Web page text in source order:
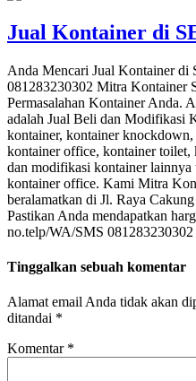
Jual Kontainer di
Anda Mencari Jual Kontainer
081283230302 Mitra Kontainer
Permasalahan Kontainer Anda.
adalah Jual Beli dan Modifikasi
kontainer, kontainer
kontainer office, kontainer toilet,
dan modifikasi kontainer lainnya
kontainer office. Kami Mitra
beralamatkan di Jl. Raya
Pastikan Anda mendapatkan
no.telp/WA/SMS 081283230302
Tinggalkan sebuah komentar
Alamat email Anda tidak akan
ditandai *
Komentar *